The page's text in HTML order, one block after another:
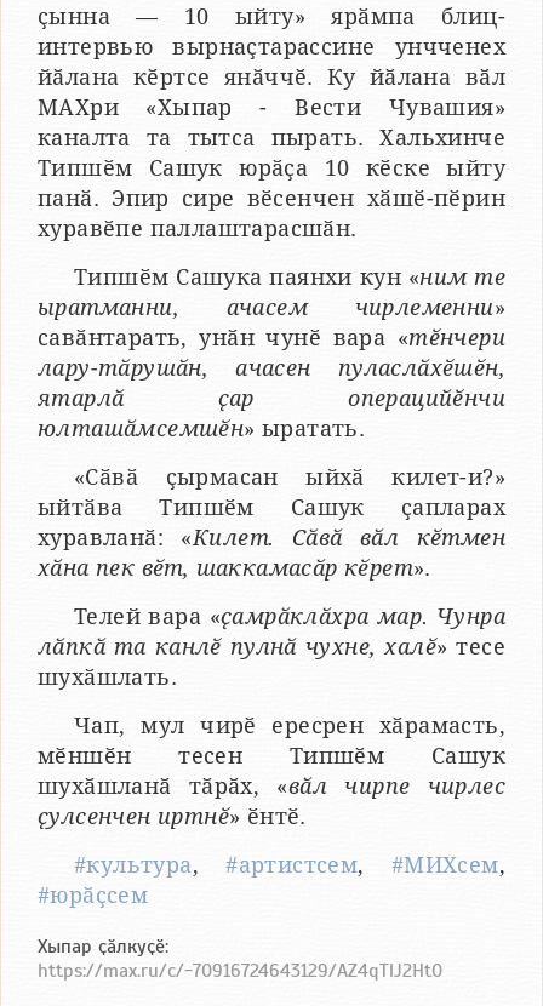
ҫынна — 10 ыйту» ярӑмпа блиц-
интервью вырнаҫтарассине унчченех
йӑлана кӗртсе янӑччӗ. Ку йӑлана вӑл
МАХри «Хыпар - Вести Чувашия»
каналта та тытса пырать. Хальхинче
Типшӗм Сашук юрӑҫа 10 кӗске ыйту
панӑ. Эпир сире вӗсенчен хӑшӗ-пӗрин
хуравӗпе паллаштарасшӑн.
Типшӗм Сашука паянхи кун «ним те
ыратманни, ачасем чирлеменни»
савӑнтарать, унӑн чунӗ вара «тӗнчери
лару-тӑрушӑн, ачасен пуласлӑхӗшӗн,
ятарлӑ ҫар операцийӗнчи
юлташӑмсемшӗн» ыратать.
«Сӑвӑ ҫырмасан ыйхӑ килет-и?»
ыйтӑва Типшӗм Сашук ҫапларах
хуравланӑ: «Килет. Сӑвӑ вӑл кӗтмен
хӑна пек вӗт, шаккамасӑр кӗрет».
Телей вара «ҫамрӑклӑхра мар. Чунра
лӑпкӑ та канлӗ пулнӑ чухне, халӗ» тесе
шухӑшлать.
Чап, мул чирӗ ересрен хӑрамасть,
мӗншӗн тесен Типшӗм Сашук
шухӑшланӑ тӑрӑх, «вӑл чирпе чирлес
ҫулсенчен иртнӗ» ӗнтӗ.
#культура,#артистсем, #МИХсем,
#юрӑҫсем
Хыпар ҫӑлкуҫӗ:
https://max.ru/c/-70916724643129/AZ4qTlJ2Ht0